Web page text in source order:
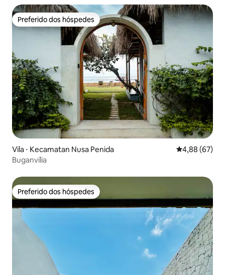
Preferido dos hóspedes
Preferido dos hóspedes
Vila ⋅ Kecamatan Nusa Penida 4,88 de uma
4,88 (67)
Buganvília
Preferido dos hóspedes
Preferido dos hóspedes